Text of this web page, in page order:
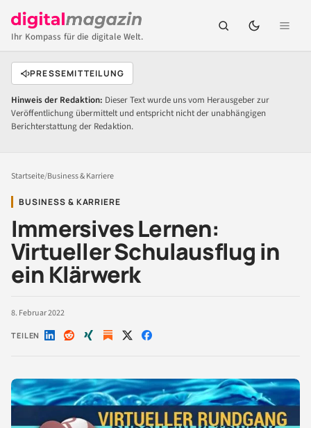
Ihr Kompass für die digitale Welt.
PRESSEMITTEILUNG
Hinweis der Redaktion: Dieser Text wurde uns vom Herausgeber zur
Veröffentlichung übermittelt und entspricht nicht der unabhängigen
Berichterstattung der Redaktion.
Startseite/Business & Karriere
BUSINESS & KARRIERE
Immersives Lernen:
Virtueller Schulausflug in
ein Klärwerk
8. Februar 2022
TEILEN Auf Auf Auf Auf Auf